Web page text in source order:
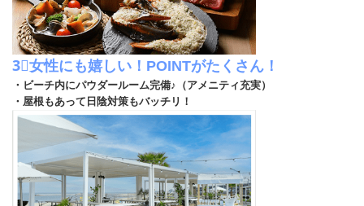
3⃣女性にも嬉しい！POINTがたくさん！
・ビーチ内にパウダールーム完備♪（アメニティ充実）
・屋根もあって日陰対策もバッチリ！